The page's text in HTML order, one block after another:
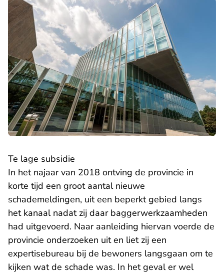
Te lage subsidie
In het najaar van 2018 ontving de provincie in
korte tijd een groot aantal nieuwe
schademeldingen, uit een beperkt gebied langs
het kanaal nadat zij daar baggerwerkzaamheden
had uitgevoerd. Naar aanleiding hiervan voerde de
provincie onderzoeken uit en liet zij een
expertisebureau bij de bewoners langsgaan om te
kijken wat de schade was. In het geval er wel